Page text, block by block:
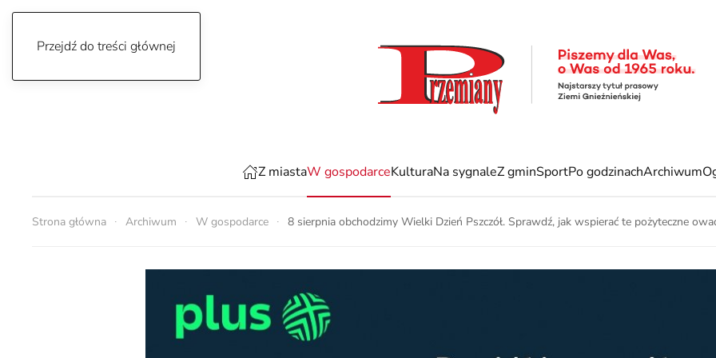
Przejdź do treści głównej
Z miastaW gospodarceKulturaNa sygnaleZ gminSportPo godzinachArchiwum
Strona główna Archiwum W gospodarce 8 sierpnia obchodzimy Wielki Dzień Pszczół. Sprawdź, jak wspierać te pożyteczne